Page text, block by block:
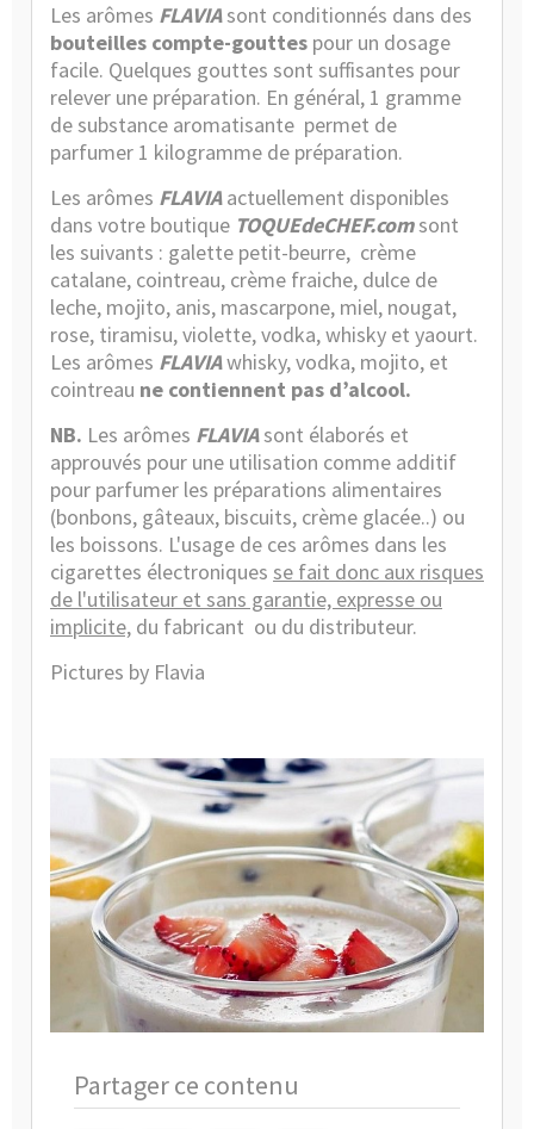
Les arômes FLAVIAsont conditionnés dans des
bouteilles compte-gouttes pour un dosage
facile. Quelques gouttes sont suffisantes pour
relever une préparation. En général, 1 gramme
de substance aromatisante permet de
parfumer 1 kilogramme de préparation.
Les arômes FLAVIAactuellement disponibles
dans votre boutique TOQUEdeCHEF.comsont
les suivants : galette petit-beurre, crème
catalane, cointreau, crème fraiche, dulce de
leche, mojito, anis, mascarpone, miel, nougat,
rose, tiramisu, violette, vodka, whisky et yaourt.
Les arômes FLAVIAwhisky, vodka, mojito, et
cointreau ne contiennent pas d’alcool.
NB. Les arômes FLAVIAsont élaborés et
approuvés pour une utilisation comme additif
pour parfumer les préparations alimentaires
(bonbons, gâteaux, biscuits, crème glacée..) ou
les boissons. L'usage de ces arômes dans les
cigarettes électroniques se fait donc aux risques
de l'utilisateur et sans garantie, expresse ou
implicite, du fabricant ou du distributeur.
Pictures by Flavia
Partager ce contenu